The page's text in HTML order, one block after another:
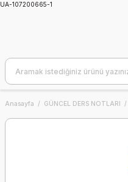
UA-107200665-1
Anasayfa GÜNCEL DERS NOTLARI